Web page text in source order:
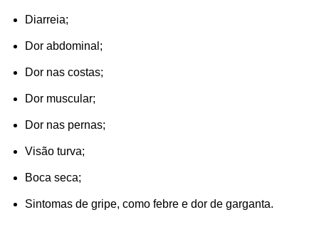
Diarreia;
Dor abdominal;
Dor nas costas;
Dor muscular;
Dor nas pernas;
Visão turva;
Boca seca;
Sintomas de gripe, como febre e dor de garganta.